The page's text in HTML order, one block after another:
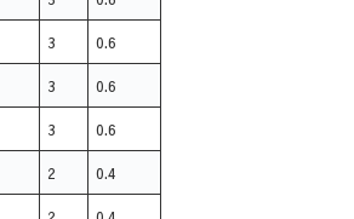
3 0.6
3 0.6
3 0.6
2 0.4